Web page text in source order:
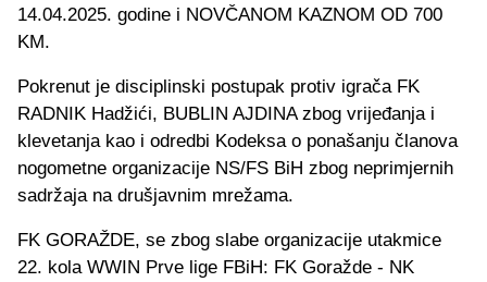
14.04.2025. godine i NOVČANOM KAZNOM OD 700
KM.
Pokrenut je disciplinski postupak protiv igrača FK
RADNIK Hadžići, BUBLIN AJDINA zbog vrijeđanja i
klevetanja kao i odredbi Kodeksa o ponašanju članova
nogometne organizacije NS/FS BiH zbog neprimjernih
sadržaja na drušjavnim mrežama.
FK GORAŽDE, se zbog slabe organizacije utakmice
22. kola WWIN Prve lige FBiH: FK Goražde - NK